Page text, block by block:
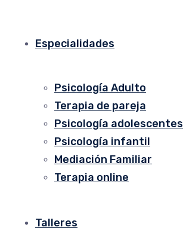
Especialidades
Psicología Adulto
Terapia de pareja
Psicología adolescentes
Psicología infantil
Mediación Familiar
Terapia online
Talleres